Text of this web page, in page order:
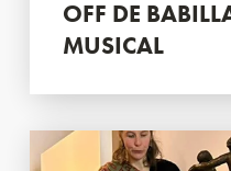
OFF DE
MUSICAL